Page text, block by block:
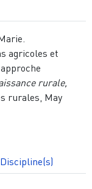
agricoles et
rurale,
rurales, May
Discipline(s)